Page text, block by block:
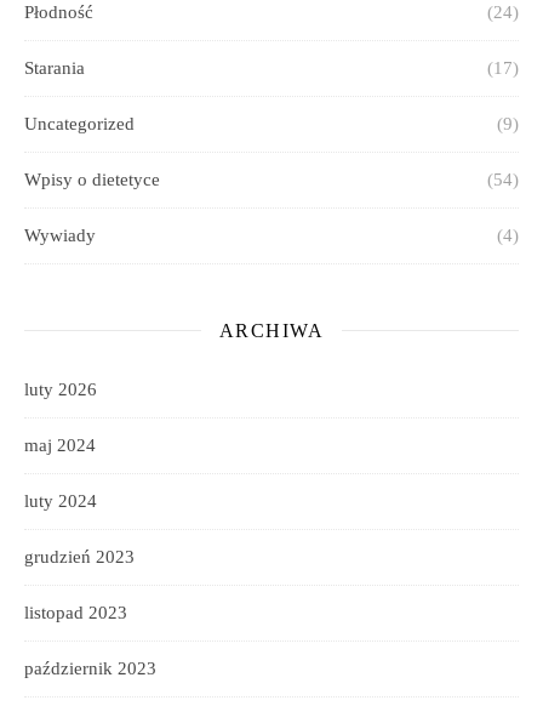
Płodność (24)
Starania (17)
Uncategorized (9)
Wpisy o dietetyce (54)
Wywiady (4)
ARCHIWA
luty 2026
maj 2024
luty 2024
grudzień 2023
listopad 2023
październik 2023